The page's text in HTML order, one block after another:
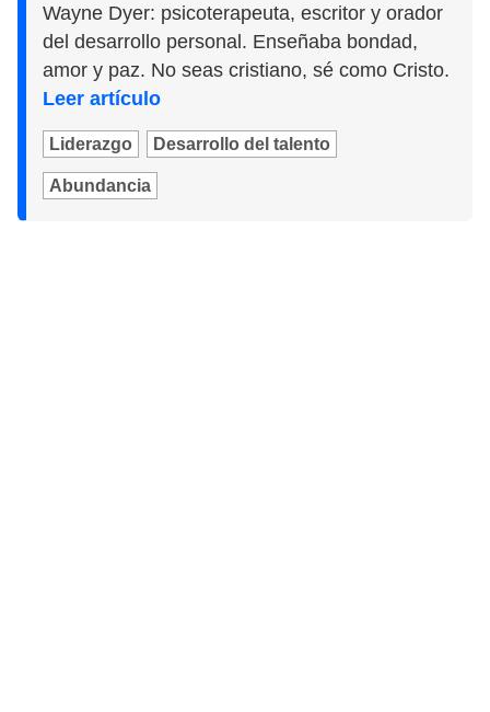
Wayne Dyer: psicoterapeuta, escritor y orador
del desarrollo personal. Enseñaba bondad,
amor y paz. No seas cristiano, sé como Cristo.
Leer artículo
Liderazgo Desarrollo del talento
Abundancia